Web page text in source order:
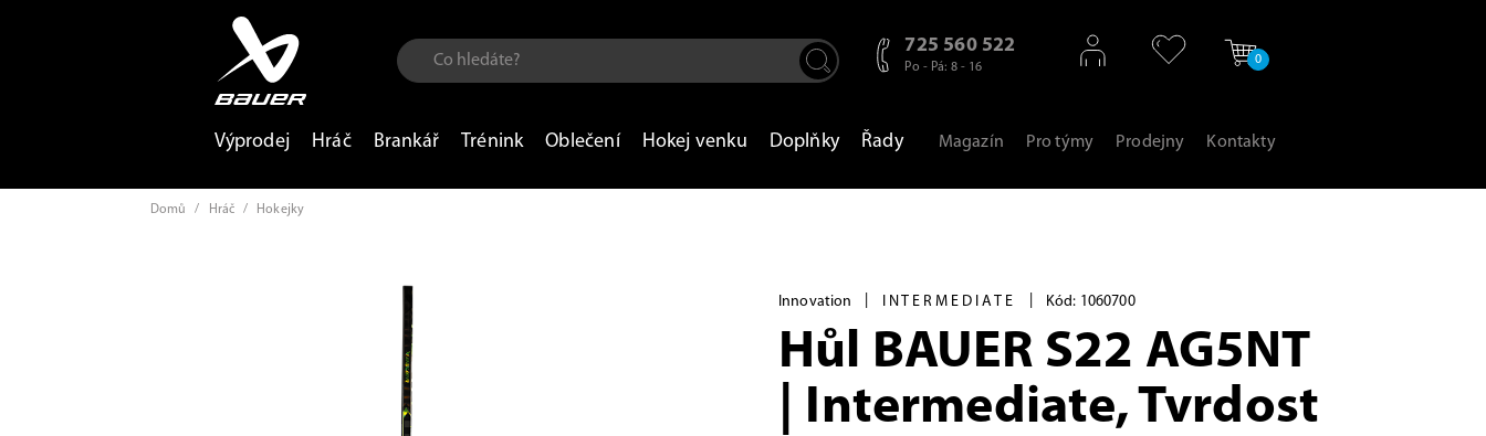
725 560 522
Po - Pá: 8 - 16
0
Výprodej Hráč Brankář Trénink Oblečení Hokej venku Doplňky Řady Magazín Pro týmy Prodejny Kontakty
Domů / Hráč / Hokejky
Innovation INTERMEDIATE Kód: 1060700
Hůl BAUER S22 AG5NT
| Intermediate, Tvrdost